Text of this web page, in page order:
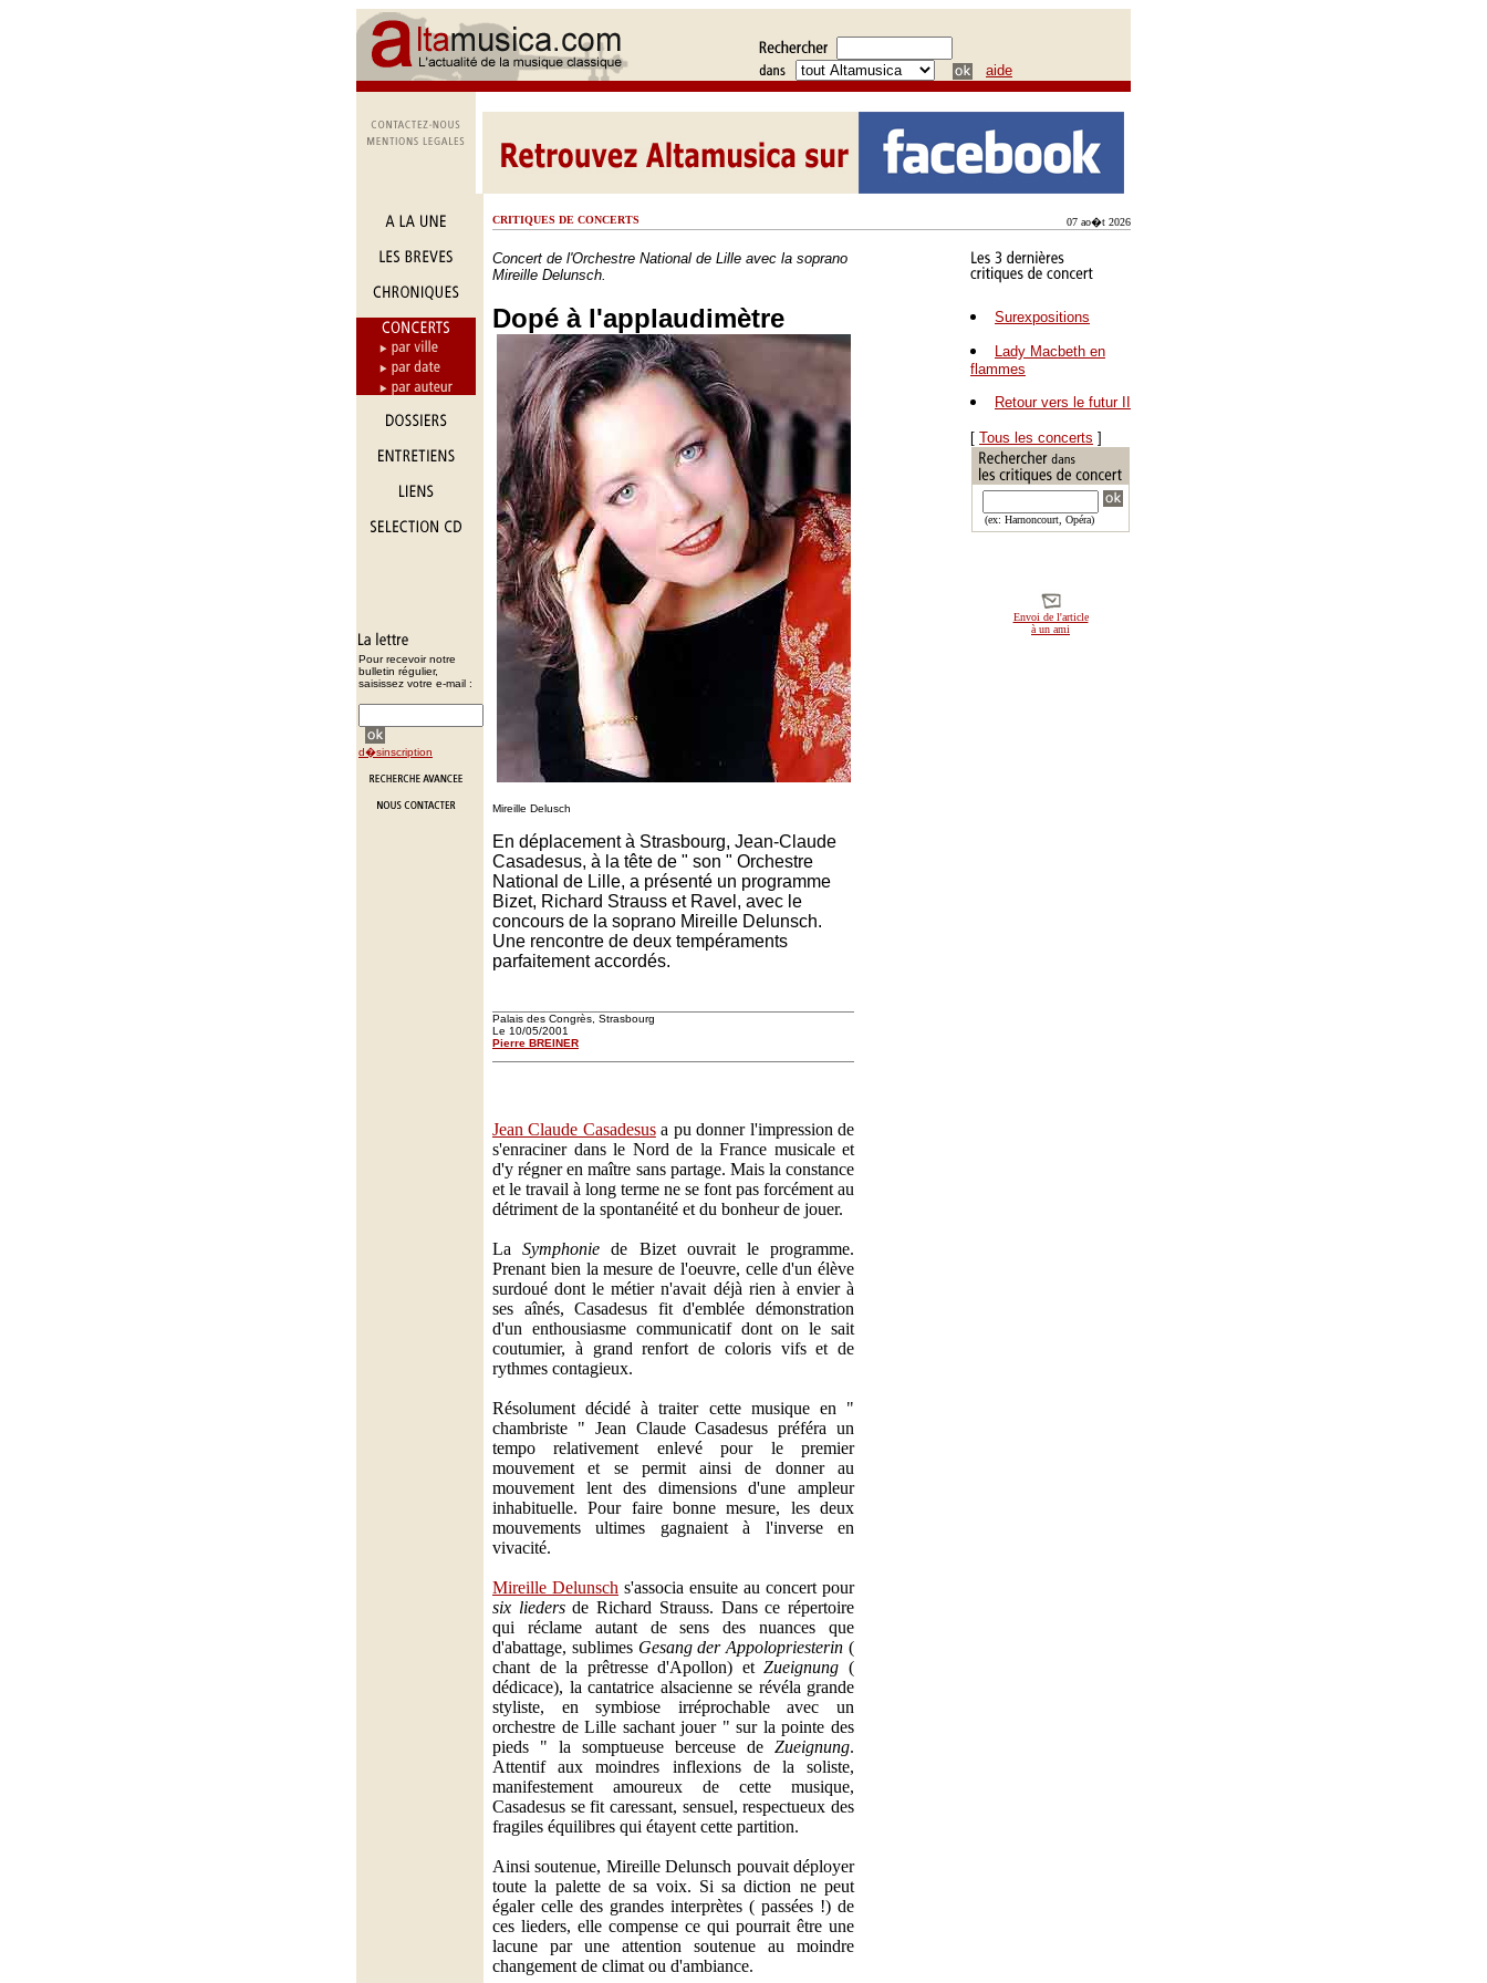
aide
Pour recevoir notre
bulletin régulier,
saisissez votre e-mail :
d�sinscription
CRITIQUES DE CONCERTS 07 ao�t 2026
Concert de l'Orchestre National de Lille avec la soprano
Mireille Delunsch.
Dopé à l'applaudimètre
Mireille Delusch
En déplacement à Strasbourg, Jean-Claude
Casadesus, à la tête de " son " Orchestre
National de Lille, a présenté un programme
Bizet, Richard Strauss et Ravel, avec le
concours de la soprano Mireille Delunsch.
Une rencontre de deux tempéraments
parfaitement accordés.
Palais des Congrès, Strasbourg
Le 10/05/2001
Pierre BREINER
Surexpositions
Lady Macbeth en
flammes
Retour vers le futur II
[ Tous les concerts ]
(ex: Harnoncourt, Opéra)
Envoi de l'article
à un ami
Jean Claude Casadesusa pu donner l'impression de
s'enraciner dans le Nord de la France musicale et
d'y régner en maître sans partage. Mais la constance
et le travail à long terme ne se font pas forcément au
détriment de la spontanéité et du bonheur de jouer.
LaSymphonie de Bizet ouvrait le programme.
Prenant bien la mesure de l'oeuvre, celle d'un élève
surdoué dont le métier n'avait déjà rien à envier à
ses aînés, Casadesus fit d'emblée démonstration
d'un enthousiasme communicatif dont on le sait
coutumier, à grand renfort de coloris vifs et de
rythmes contagieux.
Résolument décidé à traiter cette musique en "
chambriste " Jean Claude Casadesus préféra un
tempo relativement enlevé pour le premier
mouvement et se permit ainsi de donner au
mouvement lent des dimensions d'une ampleur
inhabituelle. Pour faire bonne mesure, les deux
mouvements ultimes gagnaient à l'inverse en
vivacité.
Mireille Delunsch s'associa ensuite au concert pour
six liedersde Richard Strauss. Dans ce répertoire
qui réclame autant de sens des nuances que
d'abattage, sublimes Gesang der Appolopriesterin (
chant de la prêtresse d'Apollon) etZueignung (
dédicace), la cantatrice alsacienne se révéla grande
styliste, en symbiose irréprochable avec un
orchestre de Lille sachant jouer " sur la pointe des
pieds " la somptueuse berceuse de Zueignung.
Attentif aux moindres inflexions de la soliste,
manifestement amoureux de cette musique,
Casadesus se fit caressant, sensuel, respectueux des
fragiles équilibres qui étayent cette partition.
Ainsi soutenue, Mireille Delunsch pouvait déployer
toute la palette de sa voix. Si sa diction ne peut
égaler celle des grandes interprètes ( passées !) de
ces lieders, elle compense ce qui pourrait être une
lacune par une attention soutenue au moindre
changement de climat ou d'ambiance.